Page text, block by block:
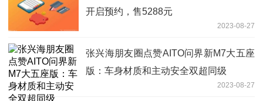
开启预约，售5288元
2023-08-27
张兴海朋友圈点赞AITO问界新M7大五座
版：车身材质和主动安全双超同级
2023-08-27